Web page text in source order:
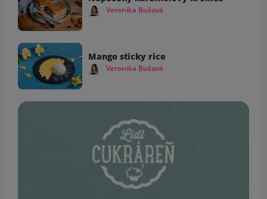
Veronika Bušová
Mango sticky rice
Veronika Bušová